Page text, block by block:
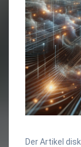
Der Artikel